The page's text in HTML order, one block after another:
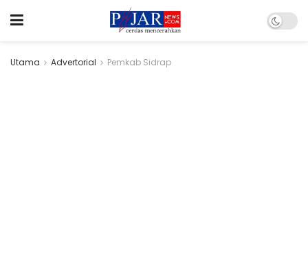
Utama Advertorial Pemkab Sidrap